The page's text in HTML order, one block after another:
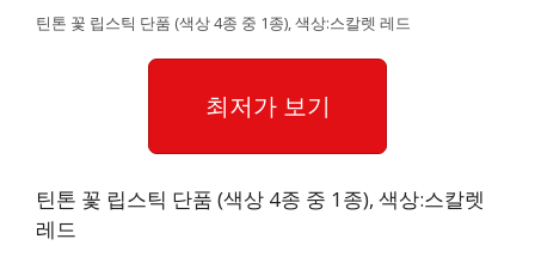
틴톤 꽃 립스틱 단품 (색상 4종 중 1종), 색상:스칼렛 레드
최저가 보기
틴톤 꽃 립스틱 단품 (색상 4종 중 1종), 색상:스칼렛
레드